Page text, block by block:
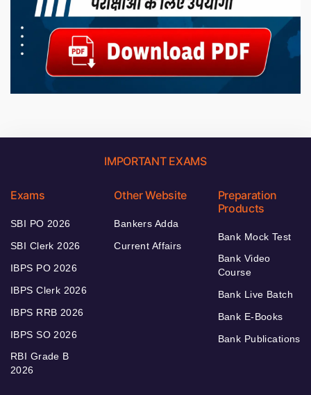
IMPORTANT EXAMS
Exams
SBI PO 2026
SBI Clerk 2026
IBPS PO 2026
IBPS Clerk 2026
IBPS RRB 2026
IBPS SO 2026
RBI Grade B
2026
Other Website
Bankers Adda
Current Affairs
Preparation
Products
Bank Mock Test
Bank Video
Course
Bank Live Batch
Bank E-Books
Bank Publications